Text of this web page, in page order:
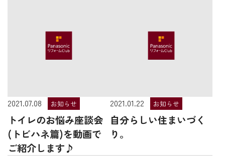
2021.07.08 お知らせ
トイレのお悩み座談会
(トビハネ篇)を動画で
ご紹介します♪
2021.01.22 お知らせ
自分らしい住まいづく
り。